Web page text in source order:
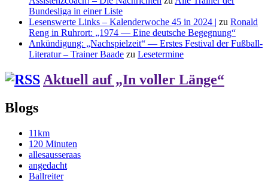
Bundesliga in einer Liste
Lesenswerte Links – Kalenderwoche 45 in 2024 | zu Ronald
Reng in Ruhrort: „1974 — Eine deutsche Begegnung“
Ankündigung: „Nachspielzeit“ — Erstes Festival der Fußball-
Literatur – Trainer Baade zu Lesetermine
Aktuell auf „In voller Länge“
Blogs
11km
120 Minuten
allesausseraas
angedacht
Ballreiter